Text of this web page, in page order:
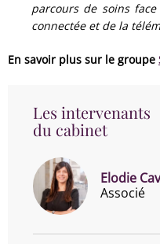
Les intervenants
du cabinet
Elodie
Associé
parcours de soins
connectée et de la
En savoir plus sur le groupe